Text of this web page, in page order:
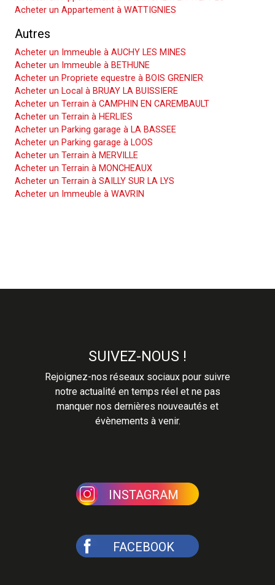
Acheter un Appartement à WATTIGNIES
Autres
Acheter un Immeuble à AUCHY LES MINES
Acheter un Immeuble à BETHUNE
Acheter un Propriete equestre à BOIS GRENIER
Acheter un Local à BRUAY LA BUISSIERE
Acheter un Terrain à CAMPHIN EN CAREMBAULT
Acheter un Terrain à HERLIES
Acheter un Parking garage à LA BASSEE
Acheter un Parking garage à LOOS
Acheter un Terrain à MERVILLE
Acheter un Terrain à MONCHEAUX
Acheter un Terrain à SAILLY SUR LA LYS
Acheter un Immeuble à WAVRIN
SUIVEZ-NOUS !
Rejoignez-nos réseaux sociaux pour suivre
notre actualité en temps réel et ne pas
manquer nos dernières nouveautés et
évènements à venir.
INSTAGRAM
FACEBOOK